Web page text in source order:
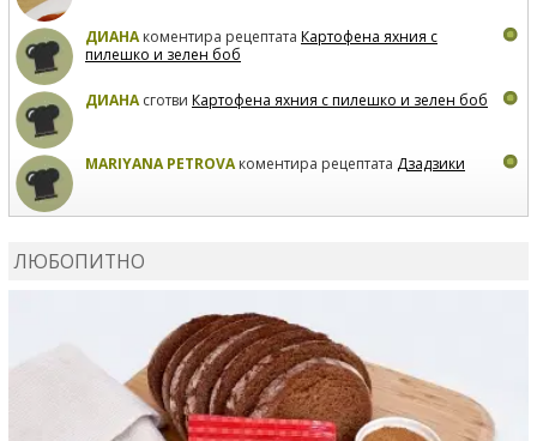
ДИАНАкоментира рецептата Картофена яхния с
пилешко и зелен боб
ДИАНАсготви Картофена яхния с пилешко и зелен боб
MARIYANA PETROVAкоментира рецептата Дзадзики
ЛЮБОПИТНО